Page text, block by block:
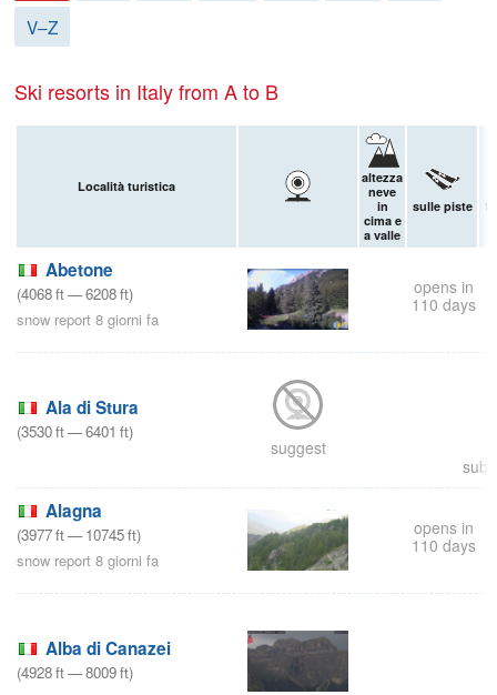
V–Z
Ski resorts in Italy from A to B
Località turistica
altezza
neve
in
cima e
a valle
sulle piste
Abetone
(4068ft—6208ft)
snow report 8 giorni fa
opens in
110 days
Ala di Stura
(3530ft—6401 ft)
suggest
Alagna
(3977ft—10745ft)
snow report 8 giorni fa
opens in
110 days
Alba di Canazei
(4928ft—8009ft)